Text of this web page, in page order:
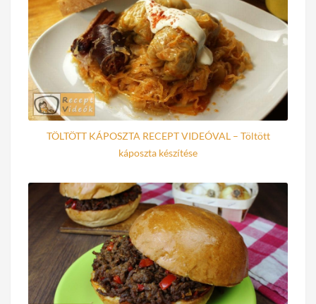
TÖLTÖTT KÁPOSZTA RECEPT VIDEÓVAL – Töltött
káposzta készítése